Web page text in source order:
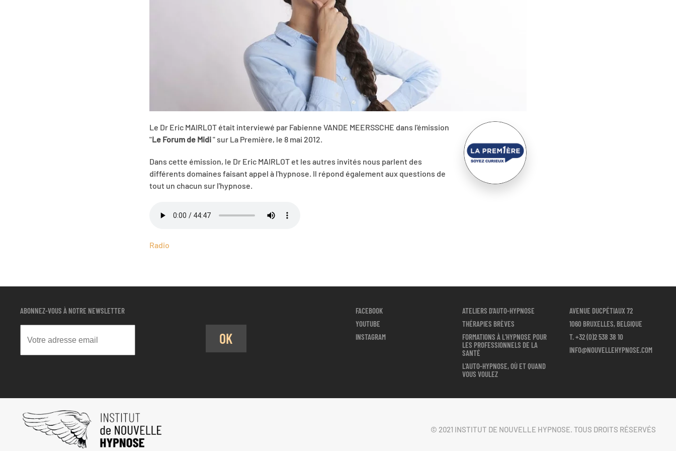
Le Dr Eric MAIRLOT était interviewé par Fabienne VANDE MEERSSCHE dans l'émission
"Le Forum de Midi" sur La Première, le 8 mai 2012.
Dans cette émission, le Dr Eric MAIRLOT et les autres invités nous parlent des
différents domaines faisant appel à l'hypnose. Il répond également aux questions de
tout un chacun sur l'hypnose.
Radio
ABONNEZ-VOUS À NOTRE NEWSLETTER
OK
FACEBOOK
YOUTUBE
INSTAGRAM
ATELIERS D'AUTO-HYPNOSE
THÉRAPIES BRÈVES
FORMATIONS À L'HYPNOSE POUR
LES PROFESSIONNELS DE LA
SANTÉ
L'AUTO-HYPNOSE, OÙ ET QUAND
VOUS VOULEZ
AVENUE DUCPÉTIAUX 72
1060 BRUXELLES, BELGIQUE
T.+32 (0)2 538 38 10
INFO@NOUVELLEHYPNOSE.COM
© 2021 INSTITUT DE NOUVELLE HYPNOSE. TOUS DROITS RÉSERVÉS